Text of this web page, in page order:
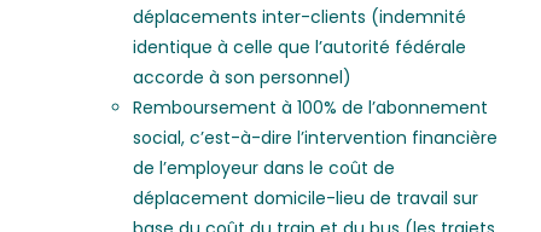
déplacements inter-clients (indemnité
identique à celle que l’autorité fédérale
accorde à son personnel)
Remboursement à 100% de l’abonnement
social, c’est-à-dire l’intervention financière
de l’employeur dans le coût de
déplacement domicile-lieu de travail sur